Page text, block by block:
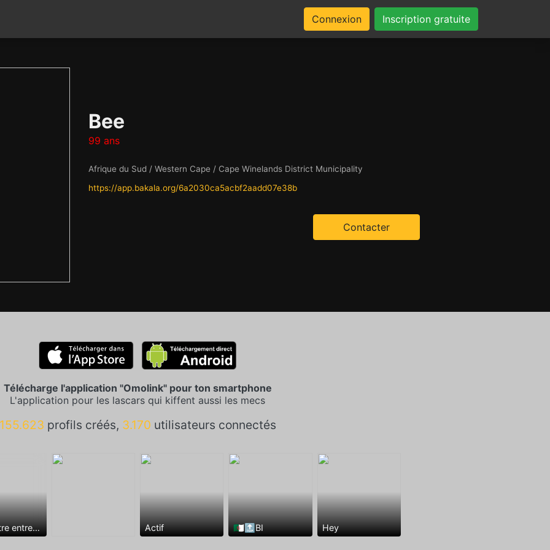
Connexion Inscription gratuite
Bee
99 ans
Afrique du Sud / Western Cape / Cape Winelands District Municipality
https://app.bakala.org/6a2030ca5acbf2aadd07e38b
Contacter
Télécharge l'application "Omolink" pour ton smartphone
L'application pour les lascars qui kiffent aussi les mecs
profils créés, 3.170 utilisateurs connectés
Rencontre entre mecs Actif 🇩🇿🔝BI Hey